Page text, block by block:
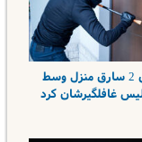
دستگیری 2 سارق منزل وسط
غافلگیرشان کرد